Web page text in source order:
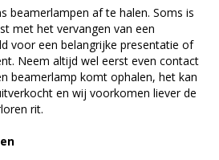
beamerlampen af te halen. Soms is
met het vervangen van een
voor een belangrijke presentatie of
Neem altijd wel eerst even contact
beamerlamp komt ophalen, het kan
en wij voorkomen liever de
rit.